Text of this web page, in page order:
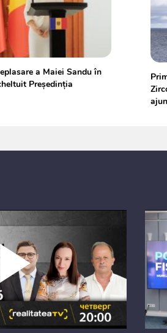
a Maiei Sandu în
Președinția